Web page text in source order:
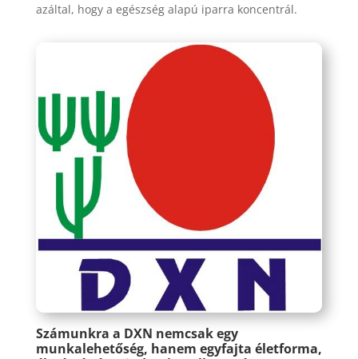
azáltal, hogy a egészség alapú iparra koncentrál.
Számunkra a DXN nemcsak egy
munkalehetőség, hanem egyfajta életforma,